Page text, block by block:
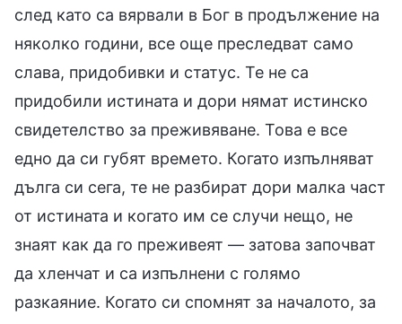
след като са вярвали в Бог в продължение на
няколко години, все още преследват само
слава, придобивки и статус. Те не са
придобили истината и дори нямат истинско
свидетелство за преживяване. Това е все
едно да си губят времето. Когато изпълняват
дълга си сега, те не разбират дори малка част
от истината и когато им се случи нещо, не
знаят как да го преживеят — затова започват
да хленчат и са изпълнени с голямо
разкаяние. Когато си спомнят за началото, за